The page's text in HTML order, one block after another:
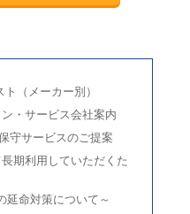
（メーカー別）
・サービス会社案内
守サービスのご提案
期利用していただくた
延命対策について～